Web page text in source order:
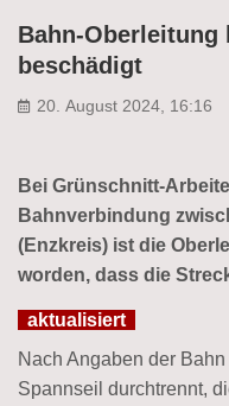
Bahn-
beschädigt
20. August 2024, 16:16
Bei Grünschnitt-
Bahnverbindung
(Enzkreis) ist die
worden, dass die
aktualisiert
Nach Angaben der
Spannseil durchtrennt,